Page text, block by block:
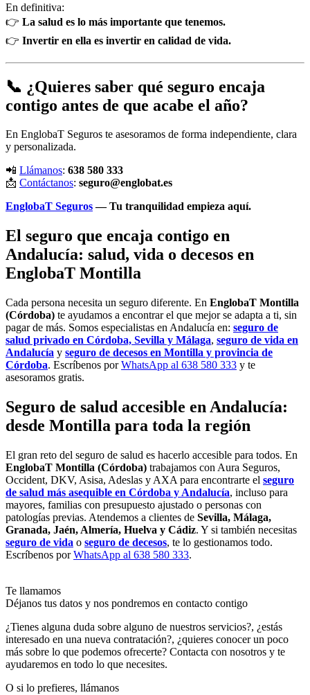
En definitiva:
👉 La salud es lo más importante que tenemos.
👉 Invertir en ella es invertir en calidad de vida.
📞 ¿Quieres saber qué seguro encaja
contigo antes de que acabe el año?
En EnglobaT Seguros te asesoramos de forma independiente, clara
y personalizada.
📲 Llámanos: 638 580 333
📩 Contáctanos: seguro@englobat.es
EnglobaT Seguros— Tu tranquilidad empieza aquí.
El seguro que encaja contigo en
Andalucía: salud, vida o decesos en
EnglobaT Montilla
Cada persona necesita un seguro diferente. En EnglobaT Montilla
(Córdoba) te ayudamos a encontrar el que mejor se adapta a ti, sin
pagar de más. Somos especialistas en Andalucía en: seguro de
salud privado en Córdoba, Sevilla y Málaga, seguro de vida en
Andalucía y seguro de decesos en Montilla y provincia de
Córdoba. Escríbenos porWhatsApp al 638 580 333 y te
asesoramos gratis.
Seguro de salud accesible en Andalucía:
desde Montilla para toda la región
El gran reto del seguro de salud es hacerlo accesible para todos. En
EnglobaT Montilla (Córdoba) trabajamos con Aura Seguros,
Occident, DKV, Asisa, Adeslas y AXA para encontrarte el seguro
de salud más asequible en Córdoba y Andalucía, incluso para
mayores, familias con presupuesto ajustado o personas con
patologías previas. Atendemos a clientes de Sevilla, Málaga,
Granada, Jaén, Almería, Huelva y Cádiz. Y si también necesitas
seguro de vida o seguro de decesos, te lo gestionamos todo.
Escríbenos porWhatsApp al 638 580 333.
Te llamamos
Déjanos tus datos y nos pondremos en contacto contigo
¿Tienes alguna duda sobre alguno de nuestros servicios?, ¿estás
interesado en una nueva contratación?, ¿quieres conocer un poco
más sobre lo que podemos ofrecerte? Contacta con nosotros y te
ayudaremos en todo lo que necesites.
O si lo prefieres, llámanos